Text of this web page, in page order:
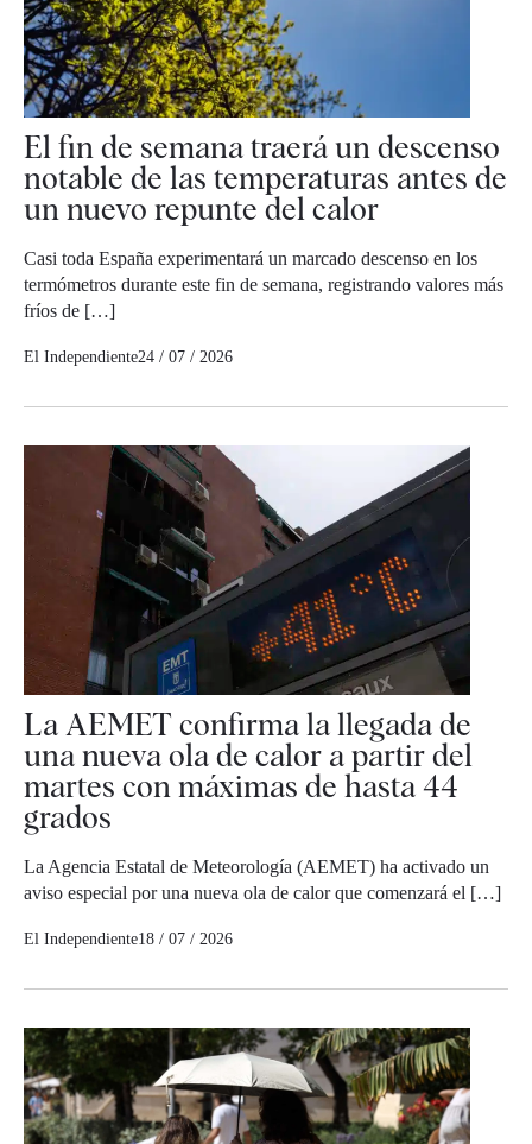
El fin de semana traerá un descenso
notable de las temperaturas antes de
un nuevo repunte del calor
Casi toda España experimentará un marcado descenso en los
termómetros durante este fin de semana, registrando valores más
fríos de […]
El Independiente24 / 07 / 2026
La AEMET confirma la llegada de
una nueva ola de calor a partir del
martes con máximas de hasta 44
grados
La Agencia Estatal de Meteorología (AEMET) ha activado un
aviso especial por una nueva ola de calor que comenzará el […]
El Independiente18 / 07 / 2026